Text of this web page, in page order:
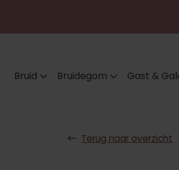
Bruid Bruidegom Gast &
Terug naar overzicht